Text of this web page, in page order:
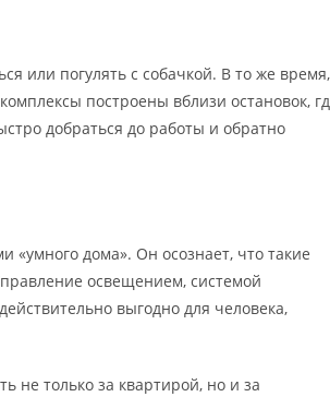
или погулять с собачкой. В то же время,
построены вблизи остановок,
добраться до работы и обратно
дома». Он осознает, что такие
освещением, системой
выгодно для человека,
не только за квартирой, но и за